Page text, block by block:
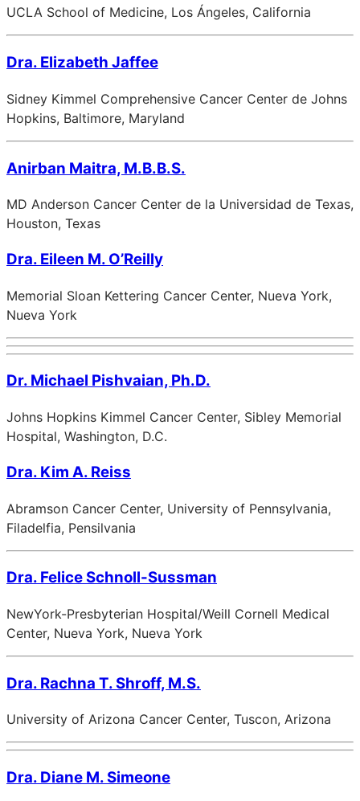
UCLA School of Medicine, Los Ángeles, California
Dra. Elizabeth Jaffee
Sidney Kimmel Comprehensive Cancer Center de Johns
Hopkins, Baltimore, Maryland
Anirban Maitra, M.B.B.S.
MD Anderson Cancer Center de la Universidad de Texas,
Houston, Texas
Dra. Eileen M. O’Reilly
Memorial Sloan Kettering Cancer Center, Nueva York,
Nueva York
Dr. Michael Pishvaian, Ph.D.
Johns Hopkins Kimmel Cancer Center, Sibley Memorial
Hospital, Washington, D.C.
Dra. Kim A. Reiss
Abramson Cancer Center, University of Pennsylvania,
Filadelfia, Pensilvania
Dra. Felice Schnoll-Sussman
NewYork-Presbyterian Hospital/Weill Cornell Medical
Center, Nueva York, Nueva York
Dra. Rachna T. Shroff, M.S.
University of Arizona Cancer Center, Tuscon, Arizona
Dra. Diane M. Simeone